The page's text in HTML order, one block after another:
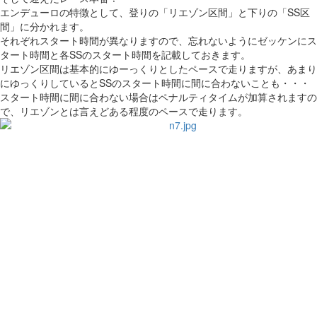
エンデューロの特徴として、登りの「リエゾン区間」と下りの「SS区
間」に分かれます。
それぞれスタート時間が異なりますので、忘れないようにゼッケンにス
タート時間と各SSのスタート時間を記載しておきます。
リエゾン区間は基本的にゆーっくりとしたペースで走りますが、あまり
にゆっくりしているとSSのスタート時間に間に合わないことも・・・
スタート時間に間に合わない場合はペナルティタイムが加算されますの
で、リエゾンとは言えどある程度のペースで走ります。